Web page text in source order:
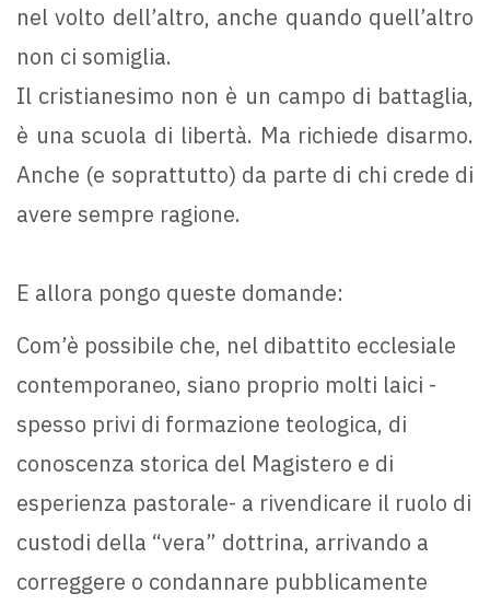
nel volto dell’altro, anche quando quell’altro
non ci somiglia.
Il cristianesimo non è un campo di battaglia,
è una scuola di libertà. Ma richiede disarmo.
Anche (e soprattutto) da parte di chi crede di
avere sempre ragione.
E allora pongo queste domande:
Com’è possibile che, nel dibattito ecclesiale
contemporaneo, siano proprio molti laici -
spesso privi di formazione teologica, di
conoscenza storica del Magistero e di
esperienza pastorale- a rivendicare il ruolo di
custodi della “vera” dottrina, arrivando a
correggere o condannare pubblicamente